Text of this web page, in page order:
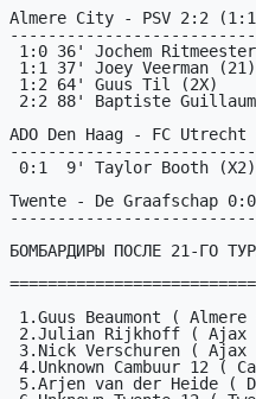
Almere City - PSV 2:2
ADO Den Haag - FC
Twente - De Graafschap
БОМБАРДИРЫ ПОСЛЕ 21-ГО